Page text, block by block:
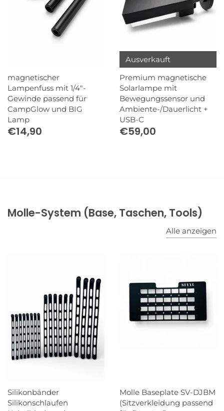
magnetischer
Lampenfuss mit 1/4"-
Gewinde passend für
CampGlow und BIG
Lamp
€14,90
Ausverkauft
Premium magnetische
Solarlampe mit
Bewegungssensor und
Ambiente-/Dauerlicht +
USB-C
€59,00
Molle-System (Base, Taschen, Tools)
Alle anzeigen
Silikonbänder
Silikonschlaufen
Molle Baseplate SV-DJBM
(Sitzverkleidung passend